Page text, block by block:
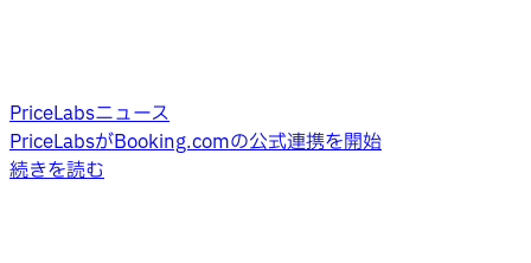
PriceLabsニュース
PriceLabsがBooking.comの公式連携を開始
続きを読む